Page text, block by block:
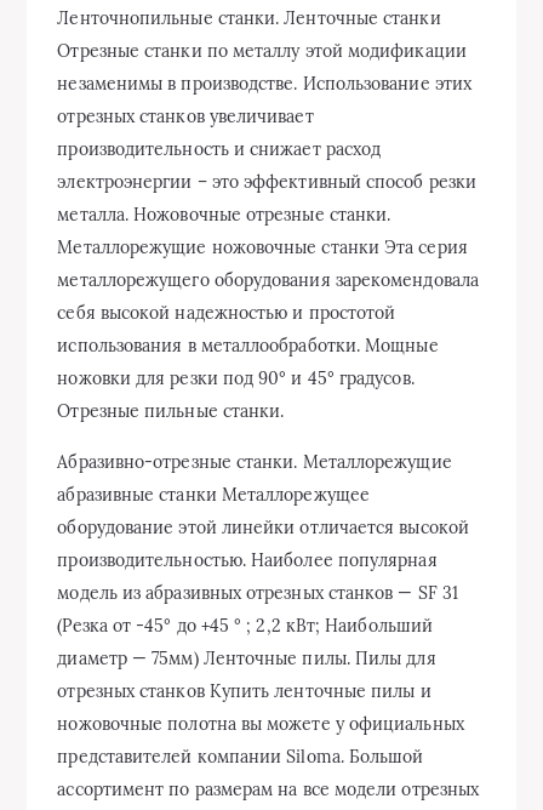
Ленточнопильные станки. Ленточные станки
Отрезные станки по металлу этой модификации
незаменимы в производстве. Использование этих
отрезных станков увеличивает
производительность и снижает расход
электроэнергии – это эффективный способ резки
металла. Ножовочные отрезные станки.
Металлорежущие ножовочные станки Эта серия
металлорежущего оборудования зарекомендовала
себя высокой надежностью и простотой
использования в металлообработки. Мощные
ножовки для резки под 90° и 45° градусов.
Отрезные пильные станки.
Абразивно-отрезные станки. Металлорежущие
абразивные станки Металлорежущее
оборудование этой линейки отличается высокой
производительностью. Наиболее популярная
модель из абразивных отрезных станков — SF 31
(Резка от -45° до +45 ° ; 2,2 кВт; Наибольший
диаметр — 75мм) Ленточные пилы. Пилы для
отрезных станков Купить ленточные пилы и
ножовочные полотна вы можете у официальных
представителей компании Siloma. Большой
ассортимент по размерам на все модели отрезных